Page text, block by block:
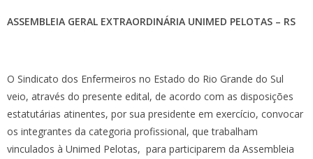
ASSEMBLEIA GERAL EXTRAORDINÁRIA UNIMED PELOTAS – RS
O Sindicato dos Enfermeiros no Estado do Rio Grande do Sul
veio, através do presente edital, de acordo com as disposições
estatutárias atinentes, por sua presidente em exercício, convocar
os integrantes da categoria profissional, que trabalham
vinculados à Unimed Pelotas, para participarem da Assembleia